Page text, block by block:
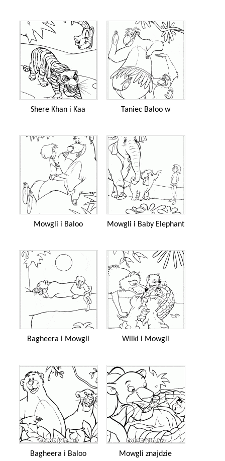
Shere Khan i Kaa Taniec Baloo w
Mowgli i Baloo Mowgli i Baby Elephant
Bagheera i Mowgli Wilki i Mowgli
Bagheera i Baloo
Mowgli znajdzie